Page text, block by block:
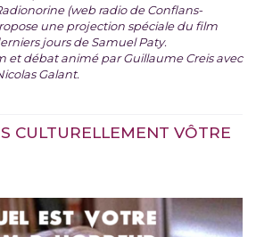
(web radio de Conflans-
une projection spéciale du film
jours de Samuel Paty.
et débat animé par Guillaume Creis avec
Galant.
CULTURELLEMENT VÔTRE